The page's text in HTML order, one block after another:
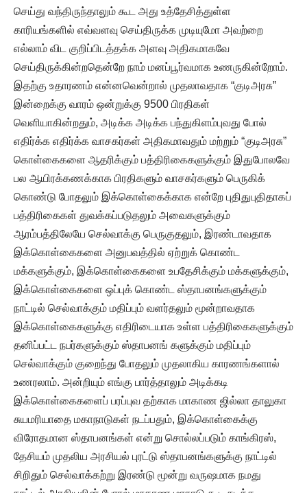
செய்து வந்திருந்தாலும் கூட அது உத்தேசித்துள்ள
காரியங்களில் எவ்வளவு செய்திருக்க முடியுமோ அவற்றை
எல்லாம் விட குறிப்பிடத்தக்க அளவு அதிகமாகவே
செய்திருக்கின்றதென்றே நாம் மனப்பூர்வமாக உணருகின்றோம்.
இதற்கு உதாரணம் என்னவென்றால் முதலாவதாக “குடிஅரசு”
இன்றைக்கு வாரம் ஒன்றுக்கு 9500 பிரதிகள்
வெளியாகின்றதும், அடிக்க அடிக்க பந்துகிளம்புவது போல்
எதிர்க்க எதிர்க்க வாசகர்கள் அதிகமாவதும் மற்றும் “குடிஅரசு”
கொள்கைகளை ஆதரிக்கும் பத்திரிகைகளுக்கும் இதுபோலவே
பல ஆயிரக்கணக்காக பிரதிகளும் வாசகர்களும் பெருகிக்
கொண்டு போதலும் இக்கொள்கைக்காக என்றே புதிதுபுதிதாகப்
பத்திரிகைகள் துவக்கப்படுதலும் அவைகளுக்கும்
ஆரம்பத்திலேயே செல்வாக்கு பெருகுதலும், இரண்டாவதாக
இக்கொள்கைகளை அனுபவத்தில் ஏற்றுக் கொண்ட
மக்களுக்கும், இக்கொள்கைகளை உபதேசிக்கும் மக்களுக்கும்,
இக்கொள்கைகளை ஒப்புக் கொண்ட ஸ்தாபனங்களுக்கும்
நாட்டில் செல்வாக்கும் மதிப்பும் வளர்தலும் மூன்றாவதாக
இக்கொள்கைகளுக்கு எதிரிடையாக உள்ள பத்திரிகைகளுக்கும்
தனிப்பட்ட நபர்களுக்கும் ஸ்தாபனங் களுக்கும் மதிப்பும்
செல்வாக்கும் குறைந்து போதலும் முதலாகிய காரணங்களால்
உணரலாம். அன்றியும் எங்கு பார்த்தாலும் அடிக்கடி
இக்கொள்கைகளைப் பரப்புவ தற்காக மாகாண ஜில்லா தாலுகா
சுயமரியாதை மகாநாடுகள் நடப்பதும், இக்கொள்கைக்கு
விரோதமான ஸ்தாபனங்கள் என்று சொல்லப்படும் காங்கிரஸ்,
தேசியம் முதலிய அரசியல் புரட்டு ஸ்தாபனங்களுக்கு நாட்டில்
சிறிதும் செல்வாக்கற்று இரண்டு மூன்று வருஷமாக நமது